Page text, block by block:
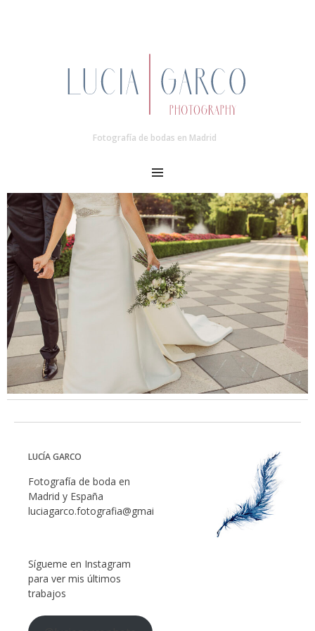
Fotografía de bodas en Madrid
MENU
LUCÍA GARCO
Fotografía de boda en
Madrid y España
luciagarco.fotografia@gmail.com
Sígueme en Instagram
para ver mis últimos
trabajos